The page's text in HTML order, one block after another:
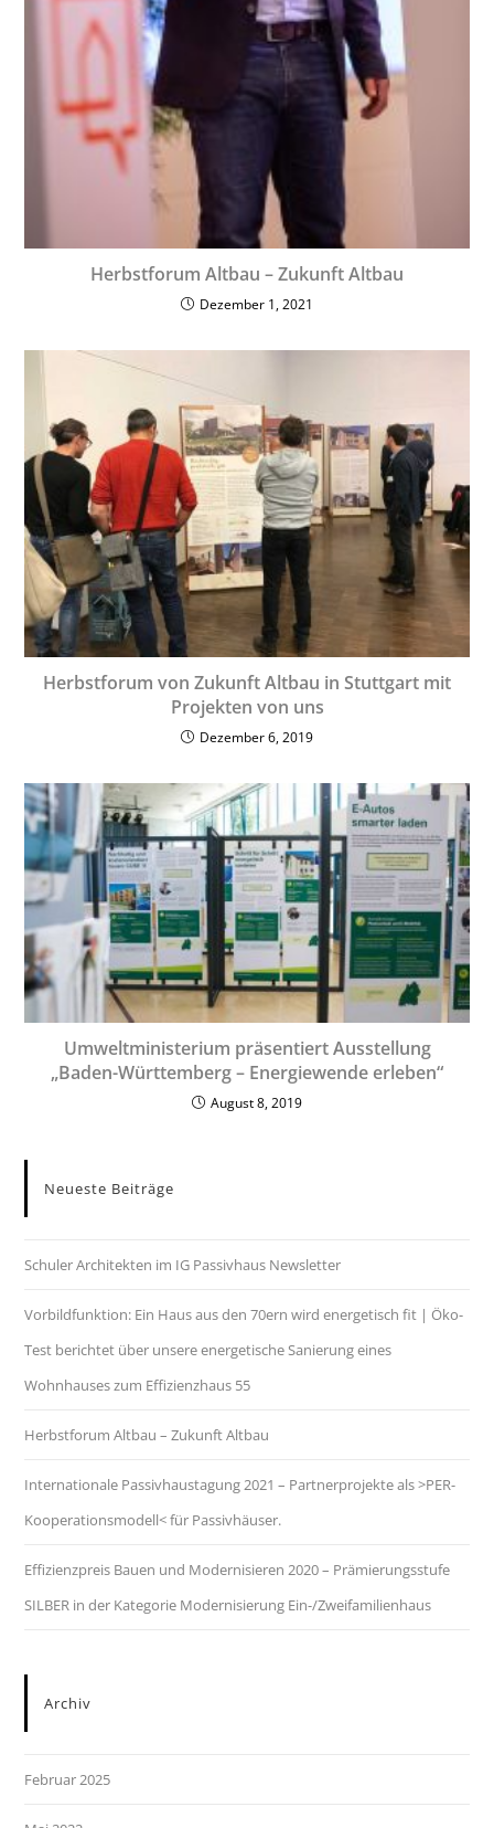
Herbstforum Altbau – Zukunft Altbau
Dezember 1, 2021
Herbstforum von Zukunft Altbau in Stuttgart mit
Projekten von uns
Dezember 6, 2019
Umweltministerium präsentiert Ausstellung
„Baden-Württemberg – Energiewende erleben“
August 8, 2019
Neueste Beiträge
Schuler Architekten im IG Passivhaus Newsletter
Vorbildfunktion: Ein Haus aus den 70ern wird energetisch fit | Öko-
Test berichtet über unsere energetische Sanierung eines
Wohnhauses zum Effizienzhaus 55
Herbstforum Altbau – Zukunft Altbau
Internationale Passivhaustagung 2021 – Part­ner­pro­jek­te als >PER-
Ko­ope­ra­ti­ons­mo­dell< für Pas­siv­häu­ser.
Effizienzpreis Bauen und Modernisieren 2020 – Prämierungsstufe
SILBER in der Kategorie Modernisierung Ein-/Zweifamilienhaus
Archiv
Februar 2025